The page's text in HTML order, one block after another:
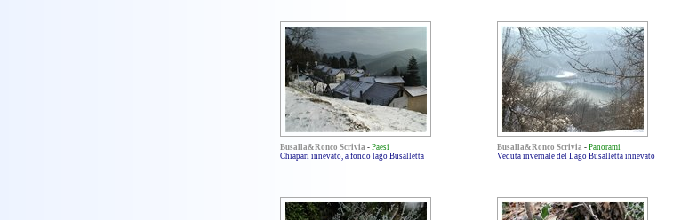
Busalla&Ronco Scrivia - Paesi
Chiapari innevato, a fondo lago Busalletta
Busalla&Ronco Scrivia - Panorami
Veduta invernale del Lago Busalletta innevato